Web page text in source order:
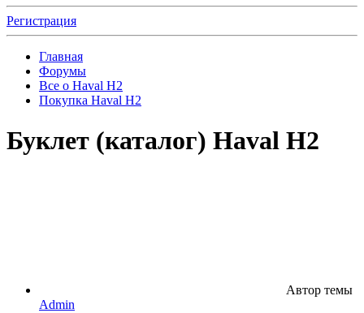
Регистрация
Главная
Форумы
Все о Haval H2
Покупка Haval H2
Буклет (каталог) Haval H2
Автор темы
Admin